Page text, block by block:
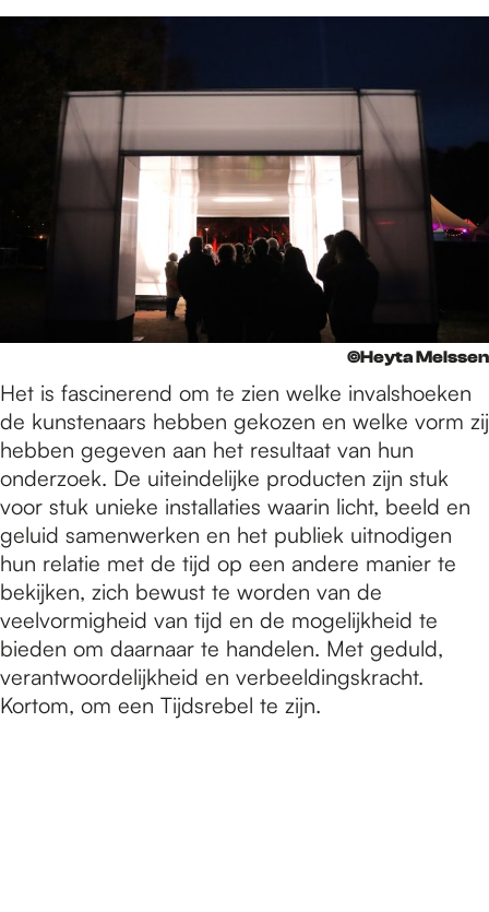
©Heyta Melssen
Het is fascinerend om te zien welke invalshoeken
de kunstenaars hebben gekozen en welke vorm zij
hebben gegeven aan het resultaat van hun
onderzoek. De uiteindelijke producten zijn stuk
voor stuk unieke installaties waarin licht, beeld en
geluid samenwerken en het publiek uitnodigen
hun relatie met de tijd op een andere manier te
bekijken, zich bewust te worden van de
veelvormigheid van tijd en de mogelijkheid te
bieden om daarnaar te handelen. Met geduld,
verantwoordelijkheid en verbeeldingskracht.
Kortom, om een Tijdsrebel te zijn.